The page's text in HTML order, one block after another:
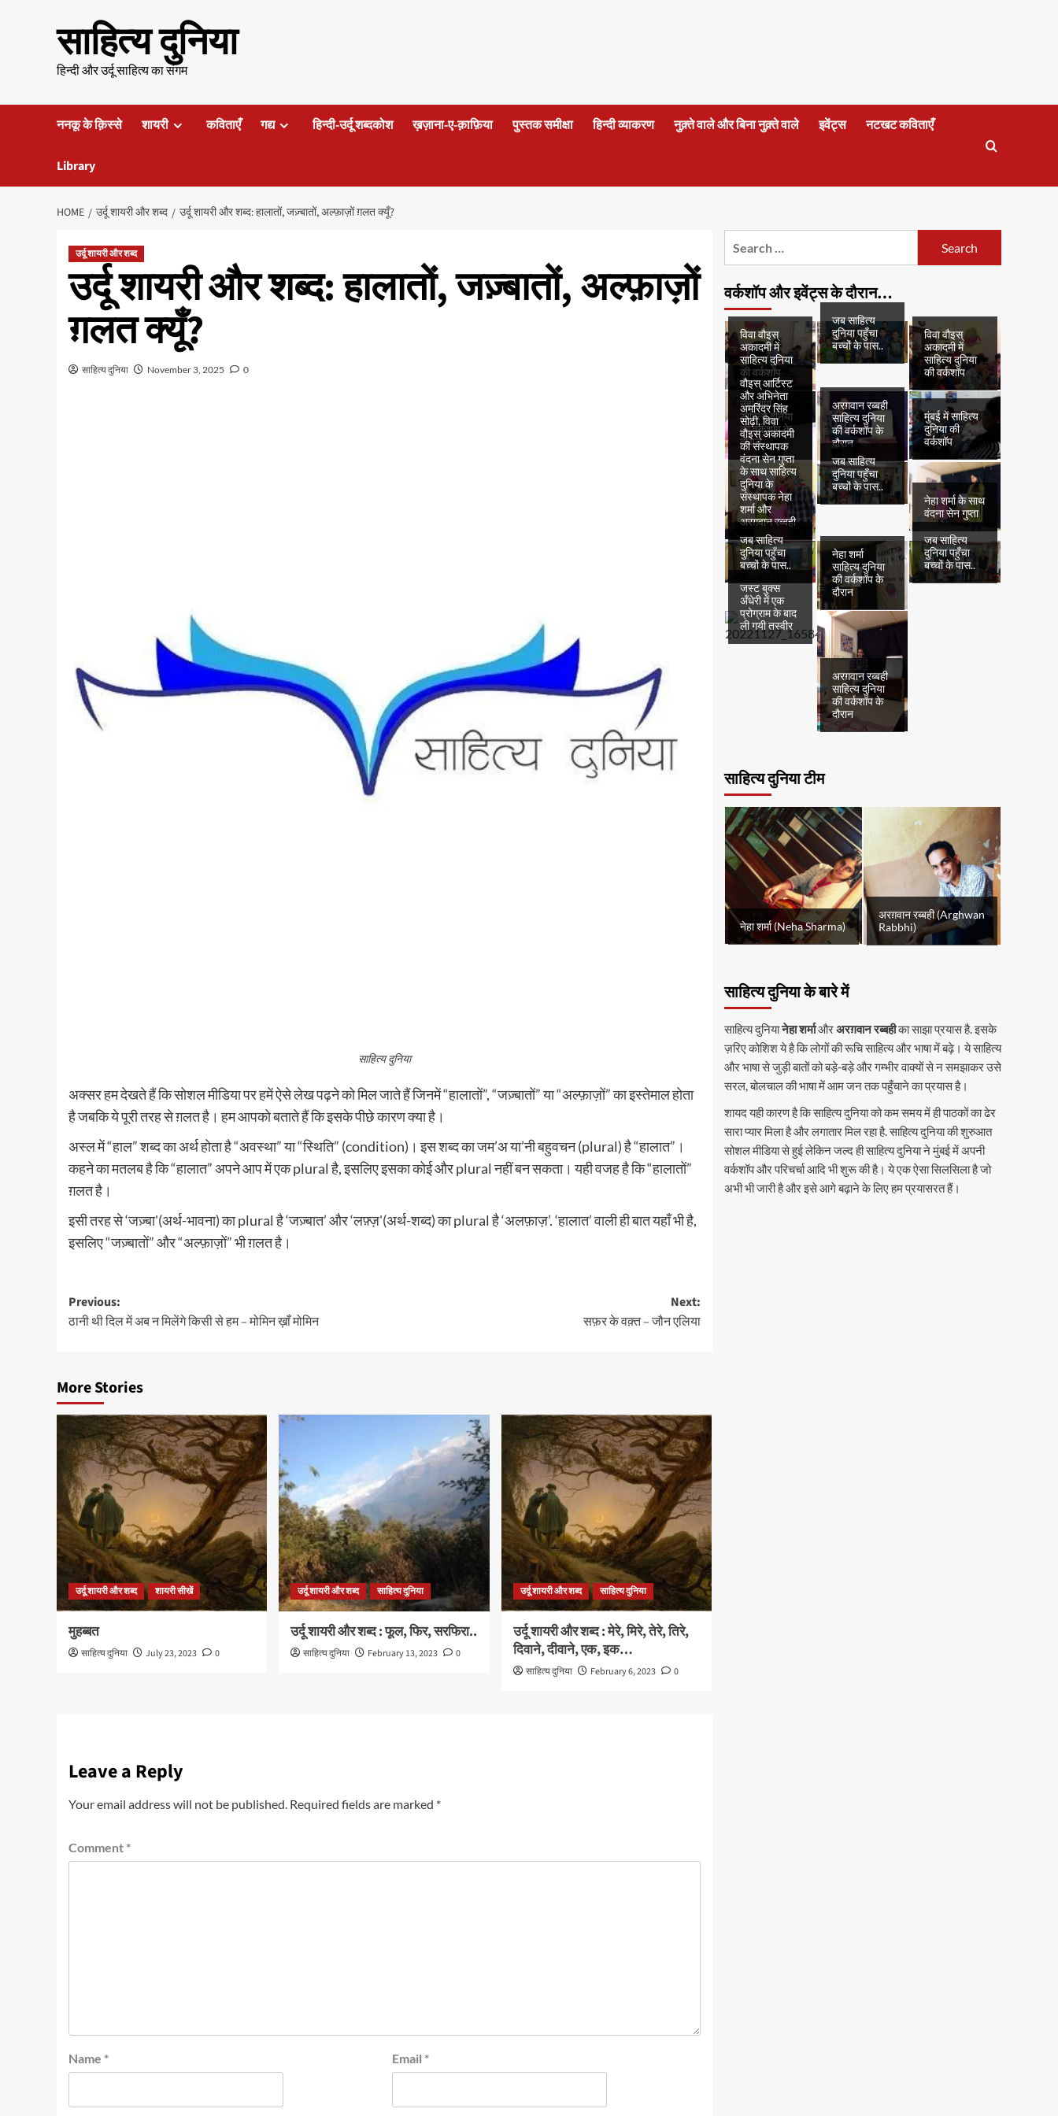
साहित्य दुनिया
हिन्दी और उर्दू साहित्य का संगम
ननकू के क़िस्से शायरी कविताएँ गद्य हिन्दी-उर्दू शब्दकोश ख़ज़ाना-ए-क़ाफ़िया पुस्तक समीक्षा हिन्दी व्याकरण नुक़्ते वाले और बिना नुक़्ते वाले इवेंट्स नटखट कविताएँ
Library
HOME उर्दू शायरी और शब्द उर्दू शायरी और शब्द: हालातों, जज़्बातों, अल्फ़ाज़ों ग़लत क्यूँ?
उर्दू शायरी और शब्द
उर्दू शायरी और शब्द: हालातों, जज़्बातों, अल्फ़ाज़ों
ग़लत क्यूँ?
साहित्य दुनिया November 3, 2025 0
साहित्य दुनिया
अक्सर हम देखते हैं कि सोशल मीडिया पर हमें ऐसे लेख पढ़ने को मिल जाते हैं जिनमें “हालातों”, “जज़्बातों” या “अल्फ़ाज़ों” का इस्तेमाल होता
है जबकि ये पूरी तरह से ग़लत है। हम आपको बताते हैं कि इसके पीछे कारण क्या है।
अस्ल में “हाल” शब्द का अर्थ होता है “अवस्था” या “स्थिति” (condition)। इस शब्द का जम’अ या’नी बहुवचन (plural) है “हालात”।
कहने का मतलब है कि “हालात” अपने आप में एक plural है, इसलिए इसका कोई और plural नहीं बन सकता। यही वजह है कि “हालातों”
ग़लत है।
इसी तरह से ‘जज़्बा'(अर्थ-भावना) का plural है ‘जज़्बात’ और ‘लफ़्ज़'(अर्थ-शब्द) का plural है ‘अलफ़ाज़’. ‘हालात’ वाली ही बात यहाँ भी है,
इसलिए “जज़्बातों” और “अल्फ़ाज़ों” भी ग़लत है।
Post
navigation
Previous:
ठानी थी दिल में अब न मिलेंगे किसी से हम – मोमिन ख़ाँ मोमिन
Next:
सफ़र के वक़्त – जौन एलिया
More Stories
उर्दू शायरी और शब्द शायरी सीखें
मुहब्बत
साहित्य दुनिया July 23, 2023 0
उर्दू शायरी और शब्द साहित्य दुनिया
उर्दू शायरी और शब्द : फूल, फिर, सरफिरा..
साहित्य दुनिया February 13, 2023 0
उर्दू शायरी और शब्द साहित्य दुनिया
उर्दू शायरी और शब्द : मेरे, मिरे, तेरे, तिरे,
दिवाने, दीवाने, एक, इक…
साहित्य दुनिया February 6, 2023 0
Leave a Reply
Your email address will not be published. Required fields are marked *
Comment *
Name * Email *
वर्कशॉप और इवेंट्स के दौरान…
विवा वौइस्
अकादमी में
साहित्य दुनिया
की वर्कशॉप
जब साहित्य
दुनिया पहुँचा
बच्चों के पास..
विवा वौइस्
अकादमी में
साहित्य दुनिया
की वर्कशॉप
नेहा शर्मा
साहित्य दुनिया
की वर्कशॉप के
दौरान
अरग़वान रब्बही
साहित्य दुनिया
की वर्कशॉप के
दौरान
मुंबई में साहित्य
दुनिया की
वर्कशॉप
वौइस् आर्टिस्ट
और अभिनेता
अमरिंदर सिंह
सोढ़ी, विवा
वौइस् अकादमी
की संस्थापक
वंदना सेन गुप्ता
के साथ साहित्य
दुनिया के
संस्थापक नेहा
शर्मा और
अरग़वान रब्बही
जब साहित्य
दुनिया पहुँचा
बच्चों के पास..
नेहा शर्मा के साथ
वंदना सेन गुप्ता
जब साहित्य
दुनिया पहुँचा
बच्चों के पास..
नेहा शर्मा
साहित्य दुनिया
की वर्कशॉप के
दौरान
जब साहित्य
दुनिया पहुँचा
बच्चों के पास..
जस्ट बुक्स
अँधेरी में एक
प्रोग्राम के बाद
ली गयी तस्वीर
अरग़वान रब्बही
साहित्य दुनिया
की वर्कशॉप के
दौरान
साहित्य दुनिया टीम
नेहा शर्मा (Neha Sharma)
अरग़वान रब्बही (Arghwan
Rabbhi)
साहित्य दुनिया के बारे में
साहित्य दुनियानेहा शर्माऔरअरग़वान रब्बहीका साझा प्रयास है. इसके
ज़रिए कोशिश ये है कि लोगों की रूचि साहित्य और भाषा में बढ़े। ये साहित्य
और भाषा से जुड़ी बातों को बड़े-बड़े और गम्भीर वाक्यों से न समझाकर उसे
सरल, बोलचाल की भाषा में आम जन तक पहुँचाने का प्रयास है।
शायद यही कारण है कि साहित्य दुनिया को कम समय में ही पाठकों का ढेर
सारा प्यार मिला है और लगातार मिल रहा है. साहित्य दुनिया की शुरुआत
सोशल मीडिया से हुई लेकिन जल्द ही साहित्य दुनिया ने मुंबई में अपनी
वर्कशॉप और परिचर्चा आदि भी शुरू की है। ये एक ऐसा सिलसिला है जो
अभी भी जारी है और इसे आगे बढ़ाने के लिए हम प्रयासरत हैं।